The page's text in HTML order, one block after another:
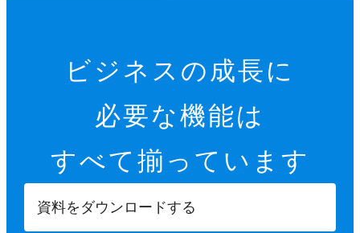
ビジネスの成長に
必要な機能は
すべて揃っています
資料をダウンロードする